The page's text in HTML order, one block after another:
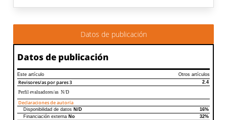
Datos de publicación
Datos de publicación
Este artículo Otros artículos
Revisores/as por pares3
2.4
Perfil evaluadores/as N/D
Declaraciones de autoría
Declaraciones de autoríaEste artículo
Disponibilidad de datos N/D
16%
Financiación externa No
32%